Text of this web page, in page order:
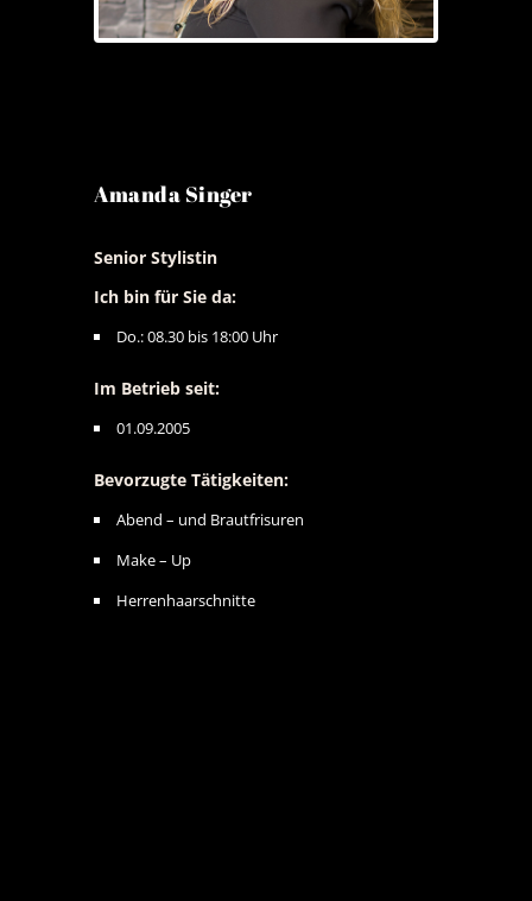
Amanda Singer
Senior Stylistin
Ich bin für Sie da:
Do.: 08.30 bis 18:00 Uhr
Im Betrieb seit:
01.09.2005
Bevorzugte Tätigkeiten:
Abend – und Brautfrisuren
Make – Up
Herrenhaarschnitte